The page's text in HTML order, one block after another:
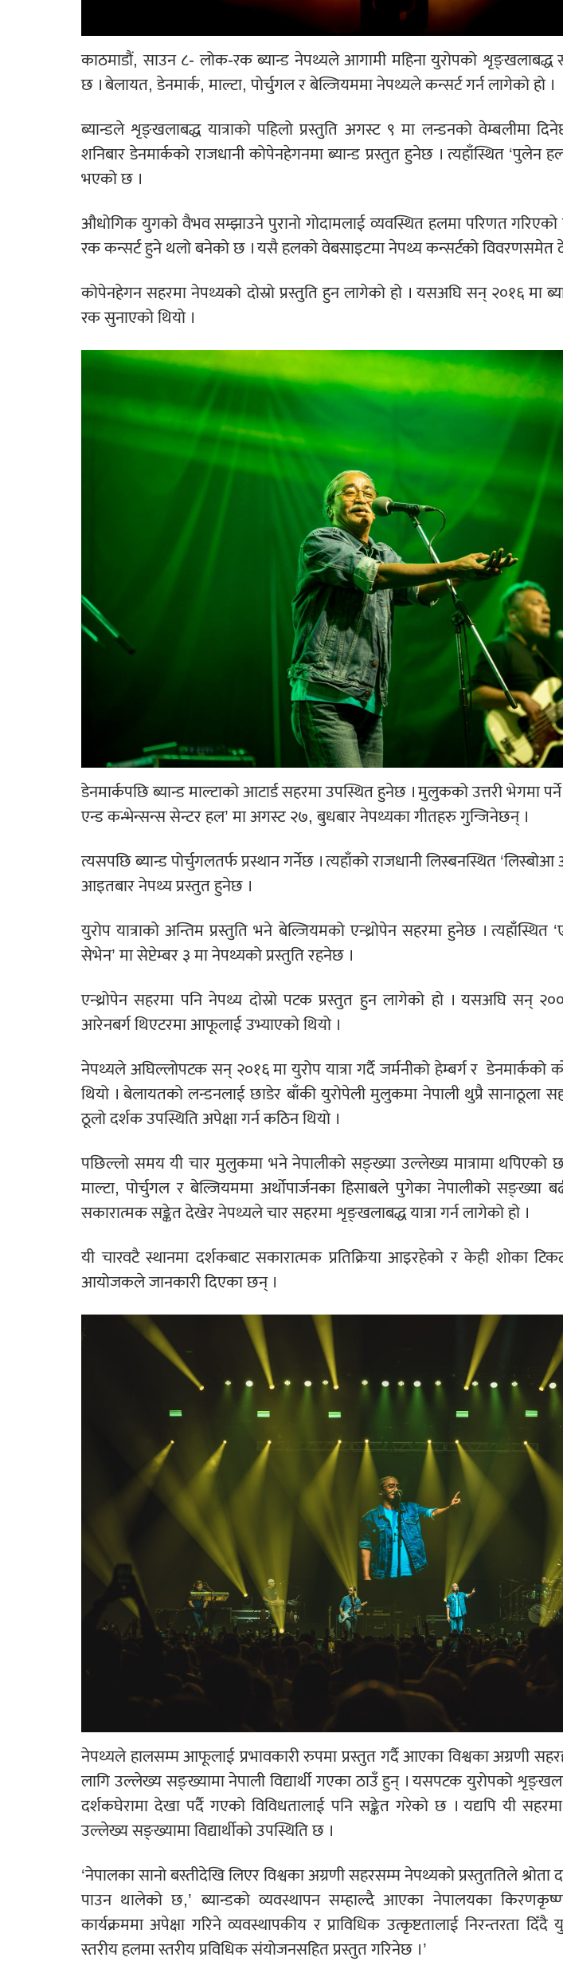
काठमाडौं, साउन ८- लोक-रक ब्यान्ड नेपथ्यले आगामी महिना युरोपको शृङ्खलाबद्ध
छ । बेलायत, डेनमार्क, माल्टा, पोर्चुगल र बेल्जियममा नेपथ्यले कन्सर्ट गर्न लागेको हो ।
ब्यान्डले शृङ्खलाबद्ध यात्राको पहिलो प्रस्तुति अगस्ट ९ मा लन्डनको वेम्बलीमा
शनिबार डेनमार्कको राजधानी कोपेनहेगनमा ब्यान्ड प्रस्तुत हुनेछ । त्यहाँस्थित ‘पुलेन
भएको छ ।
औधोगिक युगको वैभव सम्झाउने पुरानो गोदामलाई व्यवस्थित हलमा परिणत
रक कन्सर्ट हुने थलो बनेको छ । यसै हलको वेबसाइटमा नेपथ्य कन्सर्टको विवरणसमेत
कोपेनहेगन सहरमा नेपथ्यको दोस्रो प्रस्तुति हुन लागेको हो । यसअघि सन् २०१६ मा
रक सुनाएको थियो ।
डेनमार्कपछि ब्यान्ड माल्टाको आटार्ड सहरमा उपस्थित हुनेछ । मुलुकको उत्तरी भेगमा
एन्ड कन्भेन्सन्स सेन्टर हल’ मा अगस्ट २७, बुधबार नेपथ्यका गीतहरु गुन्जिनेछन् ।
त्यसपछि ब्यान्ड पोर्चुगलतर्फ प्रस्थान गर्नेछ । त्यहाँको राजधानी लिस्बनस्थित
आइतबार नेपथ्य प्रस्तुत हुनेछ ।
युरोप यात्राको अन्तिम प्रस्तुति भने बेल्जियमको एन्थ्रोपेन सहरमा हुनेछ । त्यहाँस्थित
सेभेन’ मा सेप्टेम्बर ३ मा नेपथ्यको प्रस्तुति रहनेछ ।
एन्थ्रोपेन सहरमा पनि नेपथ्य दोस्रो पटक प्रस्तुत हुन लागेको हो । यसअघि सन्
आरेनबर्ग थिएटरमा आफूलाई उभ्याएको थियो ।
नेपथ्यले अघिल्लोपटक सन् २०१६ मा युरोप यात्रा गर्दै जर्मनीको हेम्बर्ग र डेनमार्कको
थियो । बेलायतको लन्डनलाई छाडेर बाँकी युरोपेली मुलुकमा नेपाली थुप्रै सानाठूला
ठूलो दर्शक उपस्थिति अपेक्षा गर्न कठिन थियो ।
पछिल्लो समय यी चार मुलुकमा भने नेपालीको सङ्ख्या उल्लेख्य मात्रामा थपिएको
माल्टा, पोर्चुगल र बेल्जियममा अर्थोपार्जनका हिसाबले पुगेका नेपालीको
सकारात्मक सङ्केत देखेर नेपथ्यले चार सहरमा शृङ्खलाबद्ध यात्रा गर्न लागेको हो ।
यी चारवटै स्थानमा दर्शकबाट सकारात्मक प्रतिक्रिया आइरहेको र केही शोका
आयोजकले जानकारी दिएका छन् ।
नेपथ्यले हालसम्म आफूलाई प्रभावकारी रुपमा प्रस्तुत गर्दै आएका विश्वका अग्रणी
लागि उल्लेख्य सङ्ख्यामा नेपाली विद्यार्थी गएका ठाउँ हुन् । यसपटक युरोपको
दर्शकघेरामा देखा पर्दै गएको विविधतालाई पनि सङ्केत गरेको छ । यद्यपि यी
उल्लेख्य सङ्ख्यामा विद्यार्थीको उपस्थिति छ ।
‘नेपालका सानो बस्तीदेखि लिएर विश्वका अग्रणी सहरसम्म नेपथ्यको प्रस्तुततिले
पाउन थालेको छ,’ ब्यान्डको व्यवस्थापन सम्हाल्दै आएका नेपालयका
कार्यक्रममा अपेक्षा गरिने व्यवस्थापकीय र प्राविधिक उत्कृष्टतालाई निरन्तरता
स्तरीय हलमा स्तरीय प्रविधिक संयोजनसहित प्रस्तुत गरिनेछ ।’